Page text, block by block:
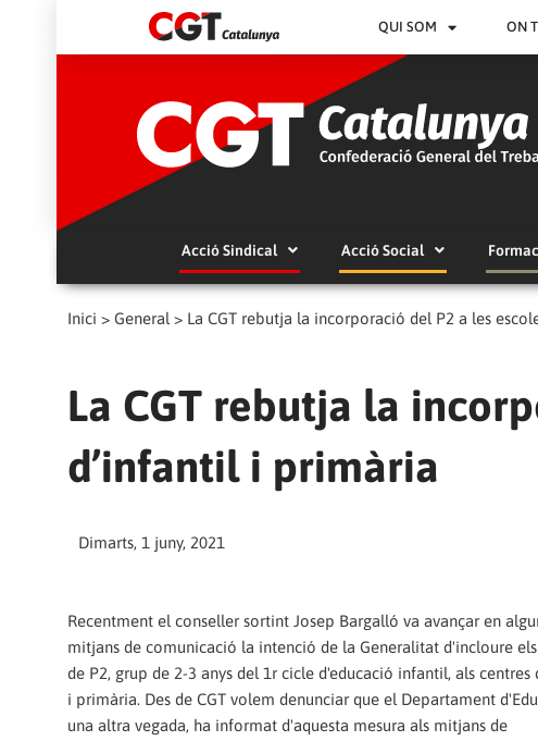
QUI SOM ON
Acció Sindical Acció Social
Inici > General > La CGT rebutja la incorporació del P2 a les
La CGT rebutja la
d’infantil i primària
Dimarts, 1 juny, 2021
Recentment el conseller sortint Josep Bargalló va avançar en
mitjans de comunicació la intenció de la Generalitat d'incloure
de P2, grup de 2-3 anys del 1r cicle d'educació infantil, als centres
i primària. Des de CGT volem denunciar que el Departament
una altra vegada, ha informat d'aquesta mesura als mitjans de